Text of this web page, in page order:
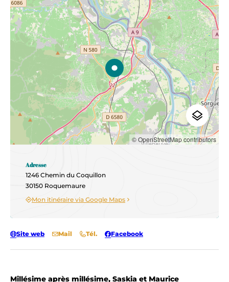
Millésime après millésime, Saskia et Maurice
© OpenStreetMap contributors
Adresse
1246 Chemin du Coquillon
30150 Roquemaure
Mon itinéraire via Google Maps
Site web Mail Tél. Facebook